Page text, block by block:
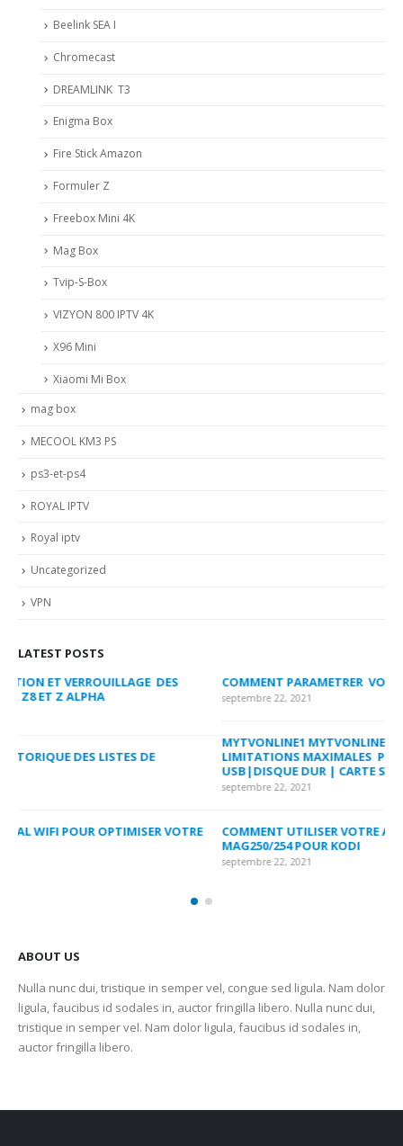
Beelink SEA I
Chromecast
DREAMLINK T3
Enigma Box
Fire Stick Amazon
Formuler Z
Freebox Mini 4K
Mag Box
Tvip-S-Box
VIZYON 800 IPTV 4K
X96 Mini
Xiaomi Mi Box
mag box
MECOOL KM3 PS
ps3-et-ps4
ROYAL IPTV
Royal iptv
Uncategorized
VPN
LATEST POSTS
COMMENT PARAMETRER VOTRE DREAMLINK T3
septembre 22, 2021
MYTVONLINE1 MYTVONLINE2 :QUELLES SONT LES
LIMITATIONS MAXIMALES PRIS EN CHARGE SUR CLES
COMMENT UTILISER VOTRE ABONNEMENT IPTV DE VOTRE
ABOUT US
Nulla nunc dui, tristique in semper vel, congue sed ligula. Nam dolor
ligula, faucibus id sodales in, auctor fringilla libero. Nulla nunc dui,
tristique in semper vel. Nam dolor ligula, faucibus id sodales in,
auctor fringilla libero.